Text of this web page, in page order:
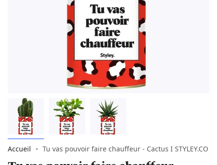
Accueil Tu vas pouvoir faire chauffeur - Cactus I STYLEY.CO